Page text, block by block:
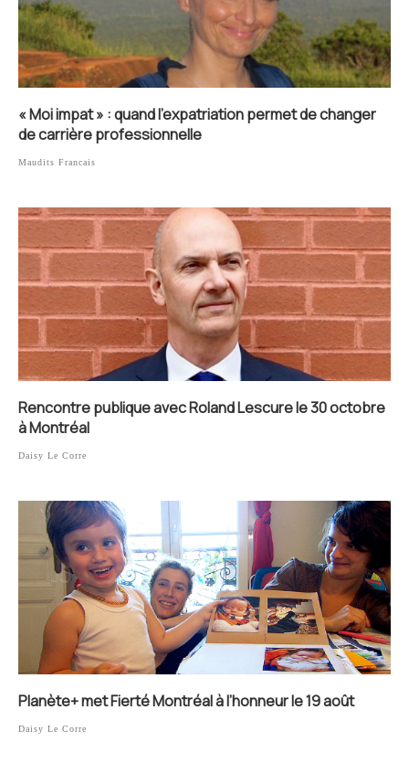
« Moi impat » : quand l’expatriation permet de changer
de carrière professionnelle
Maudits Francais
Rencontre publique avec Roland Lescure le 30 octobre
à Montréal
Daisy Le Corre
Planète+ met Fierté Montréal à l’honneur le 19 août
Daisy Le Corre